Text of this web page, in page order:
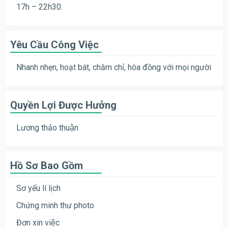
17h – 22h30.
Yêu Cầu Công Việc
Nhanh nhẹn, hoạt bát, chăm chỉ, hòa đồng với mọi người
Quyền Lợi Được Hưởng
Lương thảo thuận
Hồ Sơ Bao Gồm
Sơ yếu lí lịch
Chứng minh thư photo
Đơn xin việc